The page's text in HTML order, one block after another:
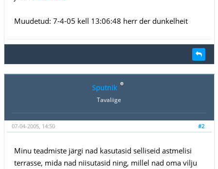
Muudetud: 7-4-05 kell 13:06:48 herr der dunkelheit
Sputnik
Tavaliige
#2
07-04-2005, 14:50
Minu teadmiste järgi nad kasutasid selliseid astmelisi
terrasse, mida nad niisutasid ning, millel nad oma vilju